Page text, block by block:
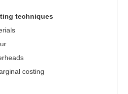
techniques
costing